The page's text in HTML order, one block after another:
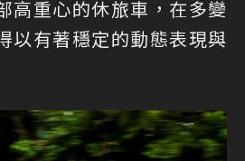
高重心的休旅車，在多變
以有著穩定的動態表現與